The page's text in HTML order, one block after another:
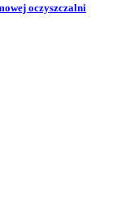
oczyszczalni